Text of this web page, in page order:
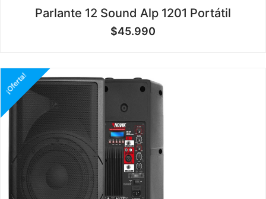
Valorado
en
0
de
Parlante 12 Sound Alp 1201 Portátil
$45.990
¡Oferta!